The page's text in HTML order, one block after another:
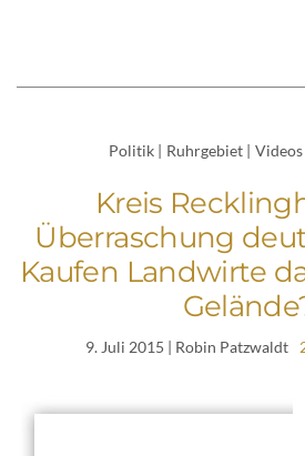
Politik | Ruhrgebiet | Videos
Kreis
Überraschung
Kaufen Landwirte
9. Juli 2015 | Robin Patzwaldt